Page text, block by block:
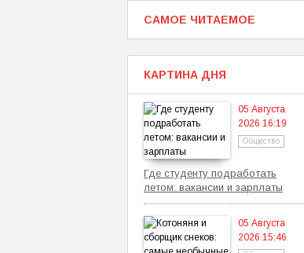
САМОЕ ЧИТАЕМОЕ
КАРТИНА ДНЯ
05 Августа
2026 16:19
Общество
Где студенту подработать
летом: вакансии и зарплаты
05 Августа
2026 15:46